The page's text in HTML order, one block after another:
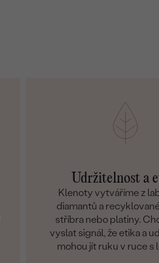
Udržitelnost a
Klenoty vytváříme z
diamantů a
stříbra nebo platiny.
vyslat signál, že etika a
mohou jít ruku v ruce s